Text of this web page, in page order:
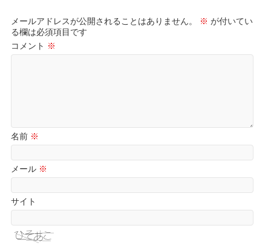
メールアドレスが公開されることはありません。 ※ が付いてい
る欄は必須項目です
コメント ※
名前 ※
メール ※
サイト